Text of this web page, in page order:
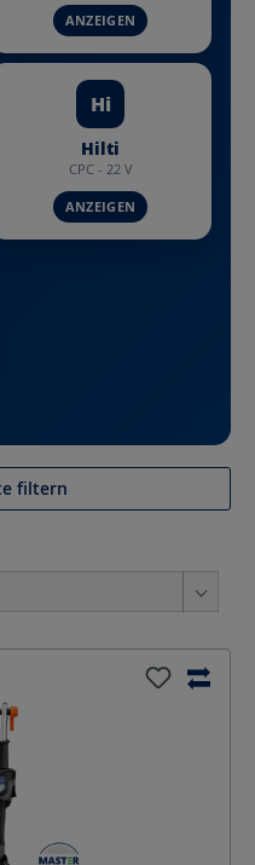
Hi
Hilti
CPC - 22 V
filtern